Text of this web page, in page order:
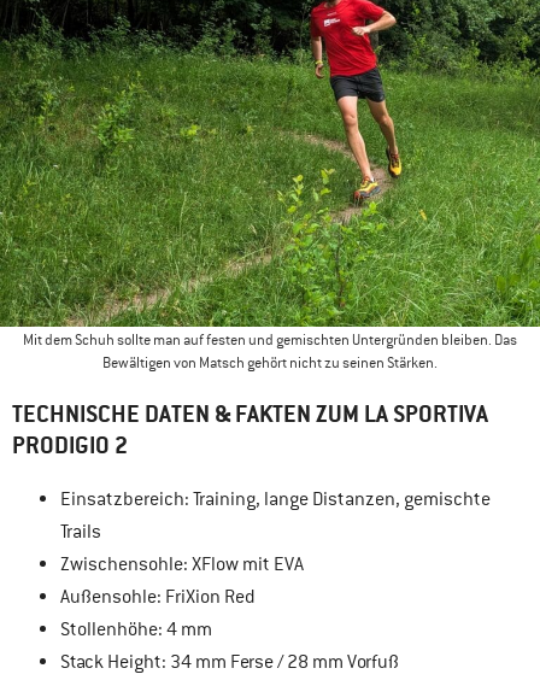
Mit dem Schuh sollte man auf festen und gemischten Untergründen bleiben. Das
Bewältigen von Matsch gehört nicht zu seinen Stärken.
TECHNISCHE DATEN & FAKTEN ZUM LA SPORTIVA
PRODIGIO 2
Einsatzbereich: Training, lange Distanzen, gemischte
Trails
Zwischensohle: XFlow mit EVA
Außensohle: FriXion Red
Stollenhöhe: 4 mm
Stack Height: 34 mm Ferse / 28 mm Vorfuß